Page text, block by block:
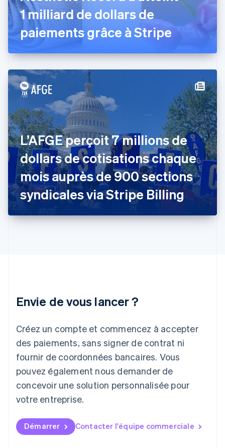
1 milliard de dollars de
paiements grâce à Stripe
L’AFGE perçoit 7 millions de
dollars de cotisations chaque
mois auprès de 900 sections
syndicales via Stripe Billing
Envie de vous lancer ?
Créez un compte et commencez à accepter
des paiements, sans signer de contrat ni
fournir de coordonnées bancaires. Vous
pouvez également nous demander de
concevoir une solution personnalisée pour
votre entreprise.
Démarrer Contacter l'équipe commerciale
Émirats arabes unis
English
Espagne
EspañolEnglish
English
États-Unis
EnglishEspañol 简体中文
Finlande
Svenska
France
Français English
Gibraltar
English
Grèce
English
Hongrie
English
Inde
English
English
Deutsch English
Luxembourg
FrançaisDeutsch English
Malaisie
English 简体中文
Malte
English
EspañolEnglish
English
Nouvelle-Zélande